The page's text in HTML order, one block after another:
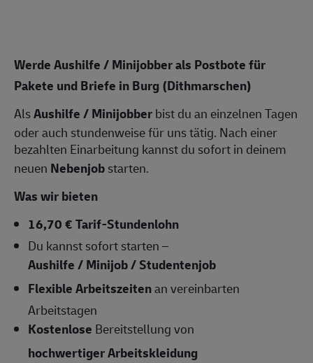
Werde Aushilfe / Minijobber als Postbote für
Pakete und Briefe in Burg (Dithmarschen)
AlsAushilfe / Minijobberbist du an einzelnen Tagen
oder auch stundenweise für uns tätig. Nach einer
bezahlten Einarbeitung kannst du sofort in deinem
neuen Nebenjobstarten.
Was wir bieten
16,70 € Tarif-Stundenlohn
Du kannst sofort starten –
Aushilfe / Minijob / Studentenjob
Flexible Arbeitszeitenan vereinbarten
Arbeitstagen
Kostenlose Bereitstellung von
hochwertiger Arbeitskleidung